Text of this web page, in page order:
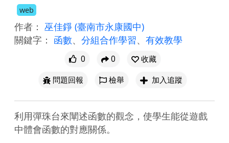
web
作者： 巫佳錚 (臺南市永康國中)
關鍵字： 函數、 分組合作學習、 有效教學
0 0
收藏
問題回報
檢舉 加入追蹤
利用彈珠台來闡述函數的觀念，使學生能從遊戲
中體會函數的對應關係。